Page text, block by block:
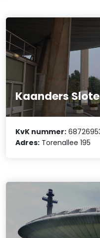
Kaanders
KvK nummer:
Adres: Torenallee 195